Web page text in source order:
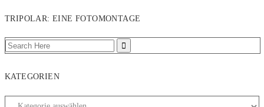
TRIPOLAR: EINE FOTOMONTAGE
KATEGORIEN